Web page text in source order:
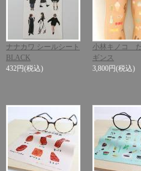
ナナカワ シールシート
BLACK
432円(税込)
小林キノコ
ギンス
3,800円(税込)